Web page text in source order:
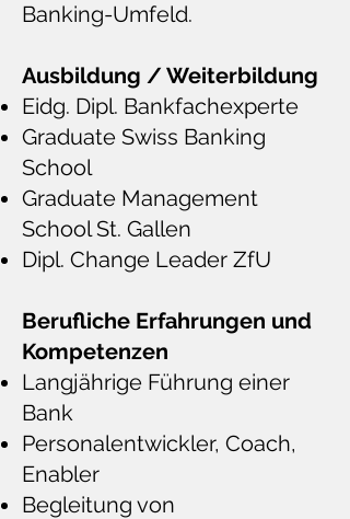
Banking-Umfeld.
Ausbildung / Weiterbildung
Eidg. Dipl. Bankfachexperte
Graduate Swiss Banking
School
Graduate Management
School St. Gallen
Dipl. Change Leader ZfU
Berufliche Erfahrungen und
Kompetenzen
Langjährige Führung einer
Bank
Personalentwickler, Coach,
Enabler
Begleitung von